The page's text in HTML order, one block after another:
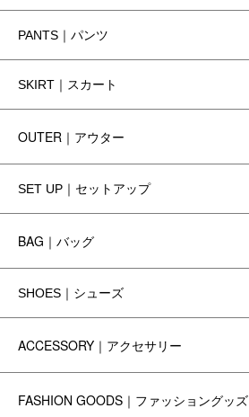
PANTS｜パンツ
SKIRT｜スカート
OUTER｜アウター
SET UP｜セットアップ
BAG｜バッグ
SHOES｜シューズ
ACCESSORY｜アクセサリー
FASHION GOODS｜ファッショングッズ